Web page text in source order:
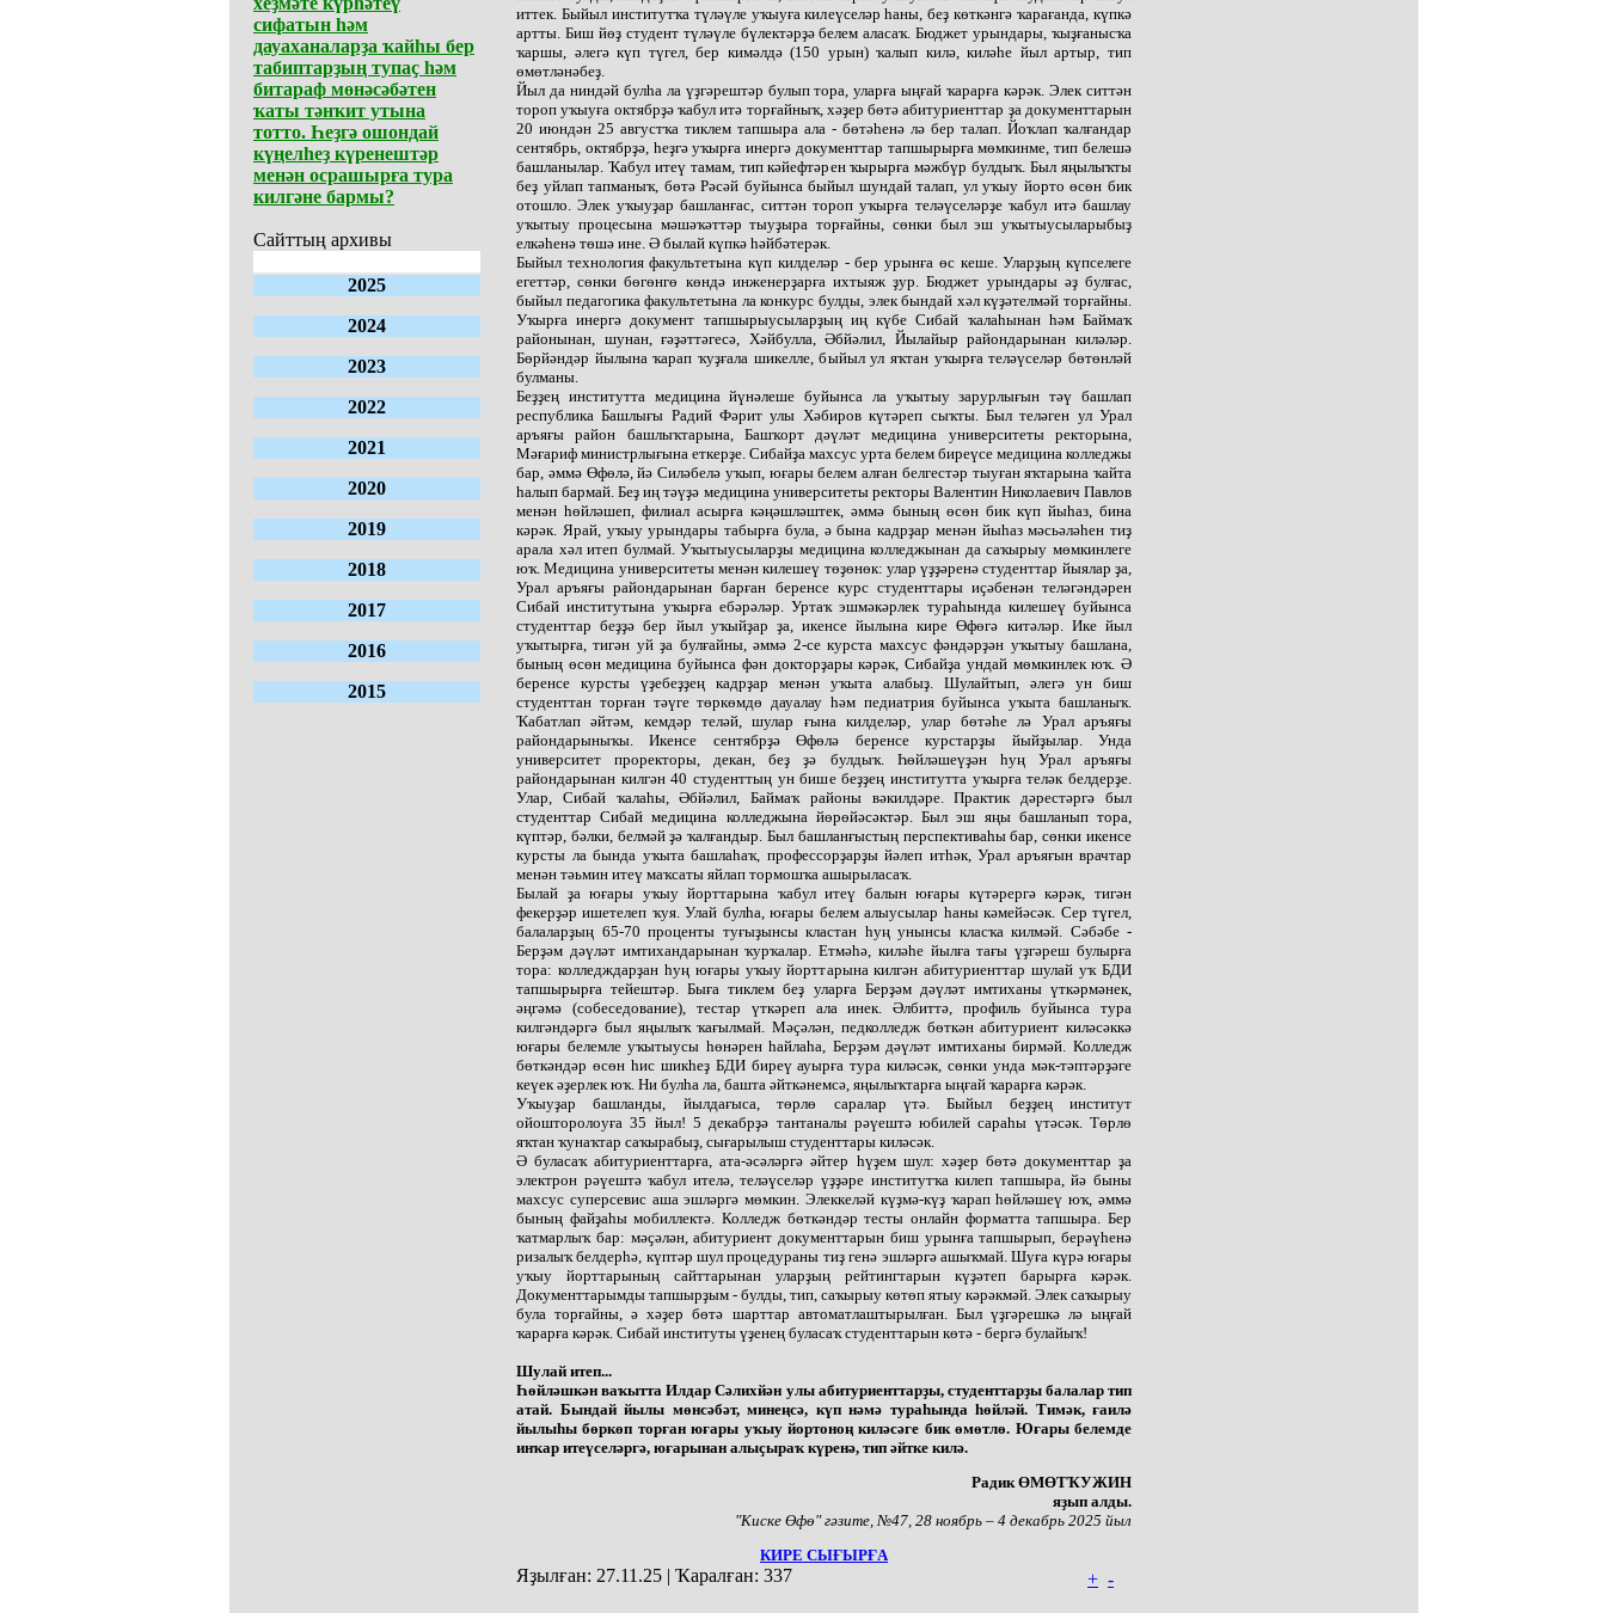
сифатын һәм
дауаханаларҙа ҡайһы бер
табиптарҙың тупаҫ һәм
битараф мөнәсәбәтен
ҡаты тәнҡит утына
тотто. Һеҙгә ошондай
күңелһеҙ күренештәр
менән осрашырға тура
килгәне бармы?
Сайттың архивы
2025
2024
2023
2022
2021
2020
2019
2018
2017
2016
2015
иттек. Быйыл институтҡа түләүле уҡыуға килеүселәр һаны, беҙ көткәнгә ҡарағанда, күпкә
артты. Биш йөҙ студент түләүле бүлектәрҙә белем аласаҡ. Бюджет урындары, ҡыҙғанысҡа
ҡаршы, әлегә күп түгел, бер кимәлдә (150 урын) ҡалып килә, киләһе йыл артыр, тип
өмөтләнәбеҙ.
Йыл да ниндәй булһа ла үҙгәрештәр булып тора, уларға ыңғай ҡарарға кәрәк. Элек ситтән
тороп уҡыуға октябрҙә ҡабул итә торғайныҡ, хәҙер бөтә абитуриенттар ҙа документтарын
20 июндән 25 августҡа тиклем тапшыра ала - бөтәһенә лә бер талап. Йоҡлап ҡалғандар
сентябрь, октябрҙә, һеҙгә уҡырға инергә документтар тапшырырға мөмкинме, тип белешә
башланылар. Ҡабул итеү тамам, тип кәйефтәрен ҡырырға мәжбүр булдыҡ. Был яңылыҡты
беҙ уйлап тапманыҡ, бөтә Рәсәй буйынса быйыл шундай талап, ул уҡыу йорто өсөн бик
отошло. Элек уҡыуҙар башланғас, ситтән тороп уҡырға теләүселәрҙе ҡабул итә башлау
уҡытыу процесына мәшәҡәттәр тыуҙыра торғайны, сөнки был эш уҡытыусыларыбыҙ
елкәһенә төшә ине. Ә былай күпкә һәйбәтерәк.
Быйыл технология факультетына күп килделәр - бер урынға өс кеше. Уларҙың күпселеге
егеттәр, сөнки бөгөнгө көндә инженерҙарға ихтыяж ҙур. Бюджет урындары әҙ булғас,
быйыл педагогика факультетына ла конкурс булды, элек бындай хәл күҙәтелмәй торғайны.
Уҡырға инергә документ тапшырыусыларҙың иң күбе Сибай ҡалаһынан һәм Баймаҡ
районынан, шунан, ғәҙәттәгесә, Хәйбулла, Әбйәлил, Йылайыр райондарынан киләләр.
Бөрйәндәр йылына ҡарап ҡуҙғала шикелле, быйыл ул яҡтан уҡырға теләүселәр бөтөнләй
булманы.
Беҙҙең институтта медицина йүнәлеше буйынса ла уҡытыу зарурлығын тәү башлап
республика Башлығы Радий Фәрит улы Хәбиров күтәреп сыҡты. Был теләген ул Урал
аръяғы район башлыҡтарына, Башҡорт дәүләт медицина университеты ректорына,
Мәғариф министрлығына еткерҙе. Сибайҙа махсус урта белем биреүсе медицина колледжы
бар, әммә Өфөлә, йә Силәбелә уҡып, юғары белем алған белгестәр тыуған яҡтарына ҡайта
һалып бармай. Беҙ иң тәүҙә медицина университеты ректоры Валентин Николаевич Павлов
менән һөйләшеп, филиал асырға кәңәшләштек, әммә бының өсөн бик күп йыһаз, бина
кәрәк. Ярай, уҡыу урындары табырға була, ә бына кадрҙар менән йыһаз мәсьәләһен тиҙ
арала хәл итеп булмай. Уҡытыусыларҙы медицина колледжынан да саҡырыу мөмкинлеге
юҡ. Медицина университеты менән килешеү төҙөнөк: улар үҙҙәренә студенттар йыялар ҙа,
Урал аръяғы райондарынан барған беренсе курс студенттары иҫәбенән теләгәндәрен
Сибай институтына уҡырға ебәрәләр. Уртаҡ эшмәкәрлек тураһында килешеү буйынса
студенттар беҙҙә бер йыл уҡыйҙар ҙа, икенсе йылына кире Өфөгә китәләр. Ике йыл
уҡытырға, тигән уй ҙа булғайны, әммә 2-се курста махсус фәндәрҙән уҡытыу башлана,
бының өсөн медицина буйынса фән докторҙары кәрәк, Сибайҙа ундай мөмкинлек юҡ. Ә
беренсе курсты үҙебеҙҙең кадрҙар менән уҡыта алабыҙ. Шулайтып, әлегә ун биш
студенттан торған тәүге төркөмдө дауалау һәм педиатрия буйынса уҡыта башланыҡ.
Ҡабатлап әйтәм, кемдәр теләй, шулар ғына килделәр, улар бөтәһе лә Урал аръяғы
райондарыныҡы. Икенсе сентябрҙә Өфөлә беренсе курстарҙы йыйҙылар. Унда
университет проректоры, декан, беҙ ҙә булдыҡ. Һөйләшеүҙән һуң Урал аръяғы
райондарынан килгән 40 студенттың ун бише беҙҙең институтта уҡырға теләк белдерҙе.
Улар, Сибай ҡалаһы, Әбйәлил, Баймаҡ районы вәкилдәре. Практик дәрестәргә был
студенттар Сибай медицина колледжына йөрөйәсәктәр. Был эш яңы башланып тора,
күптәр, бәлки, белмәй ҙә ҡалғандыр. Был башланғыстың перспективаһы бар, сөнки икенсе
курсты ла бында уҡыта башлаһаҡ, профессорҙарҙы йәлеп итһәк, Урал аръяғын врачтар
менән тәьмин итеү маҡсаты яйлап тормошҡа ашырыласаҡ.
Былай ҙа юғары уҡыу йорттарына ҡабул итеү балын юғары күтәрергә кәрәк, тигән
фекерҙәр ишетелеп ҡуя. Улай булһа, юғары белем алыусылар һаны кәмейәсәк. Сер түгел,
балаларҙың 65-70 проценты туғыҙынсы кластан һуң унынсы класҡа килмәй. Сәбәбе -
Берҙәм дәүләт имтихандарынан ҡурҡалар. Етмәһә, киләһе йылға тағы үҙгәреш булырға
тора: колледждарҙан һуң юғары уҡыу йорттарына килгән абитуриенттар шулай уҡ БДИ
тапшырырға тейештәр. Быға тиклем беҙ уларға Берҙәм дәүләт имтиханы үткәрмәнек,
әңгәмә (собеседование), тестар үткәреп ала инек. Әлбиттә, профиль буйынса тура
килгәндәргә был яңылыҡ ҡағылмай. Мәҫәлән, педколледж бөткән абитуриент киләсәккә
юғары белемле уҡытыусы һөнәрен һайлаһа, Берҙәм дәүләт имтиханы бирмәй. Колледж
бөткәндәр өсөн һис шикһеҙ БДИ биреү ауырға тура киләсәк, сөнки унда мәк-тәптәрҙәге
кеүек әҙерлек юҡ. Ни булһа ла, башта әйткәнемсә, яңылыҡтарға ыңғай ҡарарға кәрәк.
Уҡыуҙар башланды, йылдағыса, төрлө саралар үтә. Быйыл беҙҙең институт
ойошторолоуға 35 йыл! 5 декабрҙә тантаналы рәүештә юбилей сараһы үтәсәк. Төрлө
яҡтан ҡунаҡтар саҡырабыҙ, сығарылыш студенттары киләсәк.
Ә буласаҡ абитуриенттарға, ата-әсәләргә әйтер һүҙем шул: хәҙер бөтә документтар ҙа
электрон рәүештә ҡабул ителә, теләүселәр үҙҙәре институтҡа килеп тапшыра, йә быны
махсус суперсевис аша эшләргә мөмкин. Элеккеләй күҙмә-күҙ ҡарап һөйләшеү юҡ, әммә
бының файҙаһы мобиллектә. Колледж бөткәндәр тесты онлайн форматта тапшыра. Бер
ҡатмарлыҡ бар: мәҫәлән, абитуриент документтарын биш урынға тапшырып, берәүһенә
ризалыҡ белдерһә, күптәр шул процедураны тиҙ генә эшләргә ашыҡмай. Шуға күрә юғары
уҡыу йорттарының сайттарынан уларҙың рейтингтарын күҙәтеп барырға кәрәк.
Документтарымды тапшырҙым - булды, тип, саҡырыу көтөп ятыу кәрәкмәй. Элек саҡырыу
була торғайны, ә хәҙер бөтә шарттар автоматлаштырылған. Был үҙгәрешкә лә ыңғай
ҡарарға кәрәк. Сибай институты үҙенең буласаҡ студенттарын көтә - бергә булайыҡ!
Шулай итеп...
Һөйләшкән ваҡытта Илдар Сәлихйән улы абитуриенттарҙы, студенттарҙы балалар тип
атай. Бындай йылы мөнсәбәт, минеңсә, күп нәмә тураһында һөйләй. Тимәк, ғаилә
йылыһы бөркөп торған юғары уҡыу йортоноң киләсәге бик өмөтлө. Юғары белемде
инҡар итеүселәргә, юғарынан алыҫыраҡ күренә, тип әйтке килә.
Радик ӨМӨТҠУЖИН
яҙып алды.
"Киске Өфө" гәзите, №47, 28 ноябрь – 4 декабрь 2025 йыл
КИРЕ СЫҒЫРҒА
+ -
Яҙылған: 27.11.25 | Ҡаралған: 337